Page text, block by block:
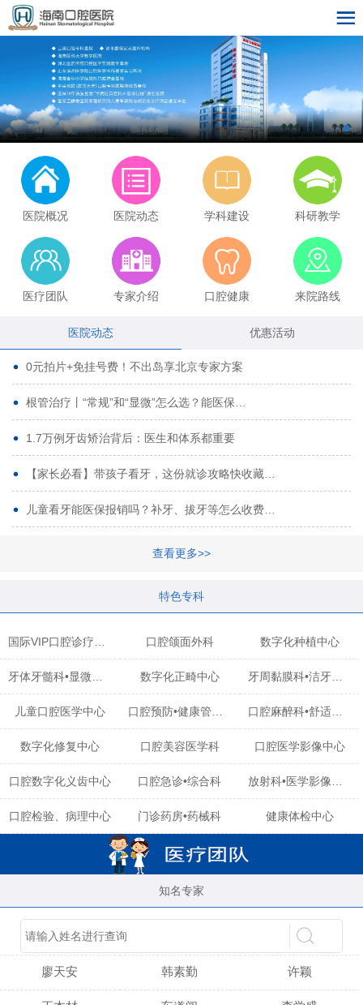
医院概况 医院动态 学科建设 科研教学
医疗团队 专家介绍 口腔健康 来院路线
医院动态 优惠活动
0元拍片+免挂号费！不出岛享北京专家方案
根管治疗丨“常规”和“显微”怎么选？能医保…
1.7万例牙齿矫治背后：医生和体系都重要
【家长必看】带孩子看牙，这份就诊攻略快收藏…
儿童看牙能医保报销吗？补牙、拔牙等怎么收费…
查看更多>>
特色专科
口腔颌面外科 数字化种植中心
数字化正畸中心 牙周黏膜科•洁牙中心
儿童口腔医学中心 口腔麻醉科•舒适化诊疗中心
数字化修复中心 口腔美容医学科 口腔医学影像中心
口腔数字化义齿中心 口腔急诊•综合科
口腔检验、病理中心 门诊药房•药械科 健康体检中心
知名专家
陈育玲 吴晓桃
廖天安 韩素勤 许颖